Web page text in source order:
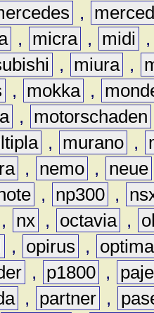
,
, micra , midi
, miura ,
, mokka ,
, motorschaden
, murano ,
, nemo , neue
, np300 ,
, nx , octavia ,
, opirus ,
optima
, p1800 ,
, partner ,